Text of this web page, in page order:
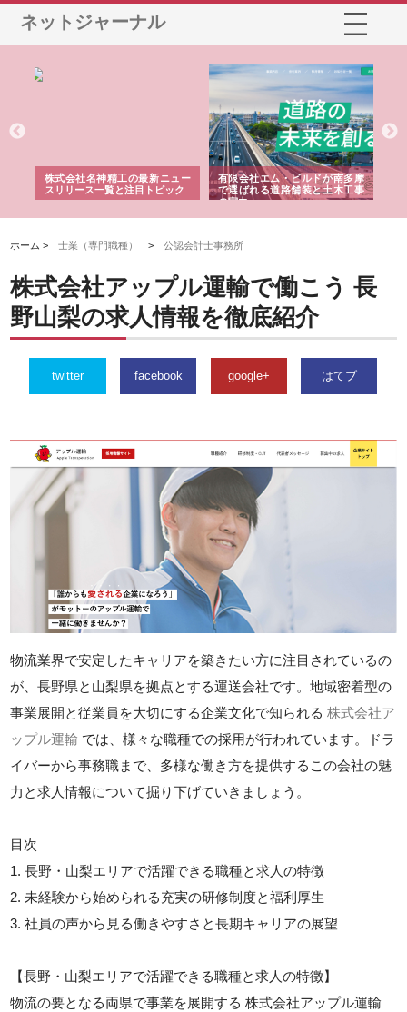
ネットジャーナル
株式会社名神精工の最新ニュー
スリリース一覧と注目トピック
有限会社エム・ビルドが南多摩
で選ばれる道路舗装と土木工事
の実力
ホーム >士業（専門職種） >公認会計士事務所
株式会社アップル運輸で働こう 長
野山梨の求人情報を徹底紹介
twitter facebook google+ はてブ
物流業界で安定したキャリアを築きたい方に注目されているの
が、長野県と山梨県を拠点とする運送会社です。地域密着型の
事業展開と従業員を大切にする企業文化で知られる株式会社ア
ップル運輸 では、様々な職種での採用が行われています。ドラ
イバーから事務職まで、多様な働き方を提供するこの会社の魅
力と求人情報について掘り下げていきましょう。
目次
1. 長野・山梨エリアで活躍できる職種と求人の特徴
2. 未経験から始められる充実の研修制度と福利厚生
3. 社員の声から見る働きやすさと長期キャリアの展望
【長野・山梨エリアで活躍できる職種と求人の特徴】
物流の要となる両県で事業を展開する 株式会社アップル運輸